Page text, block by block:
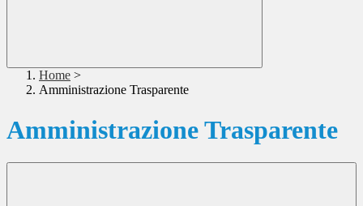
Home >
Amministrazione Trasparente
Amministrazione Trasparente